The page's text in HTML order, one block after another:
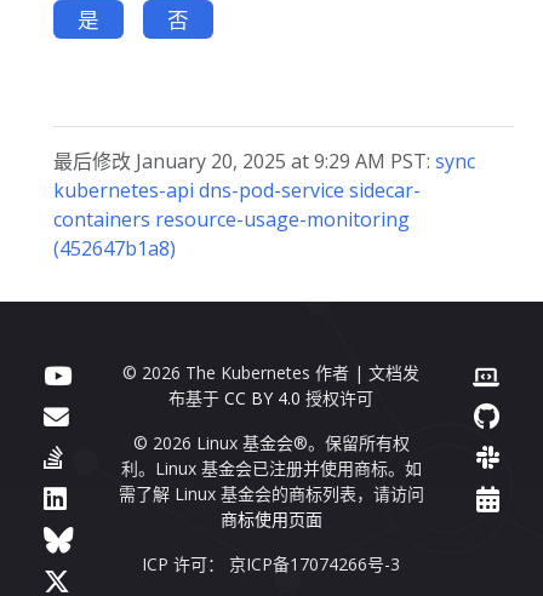
是 否
最后修改 January 20, 2025 at 9:29 AM PST: sync
kubernetes-api dns-pod-service sidecar-
containers resource-usage-monitoring
(452647b1a8)
© 2026 The Kubernetes 作者 | 文档发
布基于CC BY 4.0 授权许可
© 2026 Linux 基金会®。保留所有权
利。Linux 基金会已注册并使用商标。如
需了解 Linux 基金会的商标列表，请访问
商标使用页面
ICP 许可： 京ICP备17074266号-3